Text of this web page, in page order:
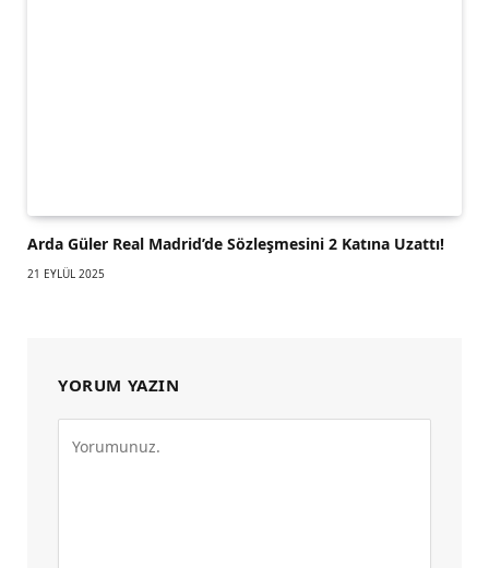
Arda Güler Real Madrid’de Sözleşmesini 2 Katına Uzattı!
21 EYLÜL 2025
YORUM YAZIN